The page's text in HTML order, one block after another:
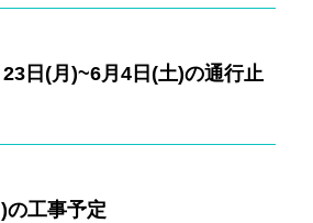
日(月)~6月4日(土)の通行止
の工事予定